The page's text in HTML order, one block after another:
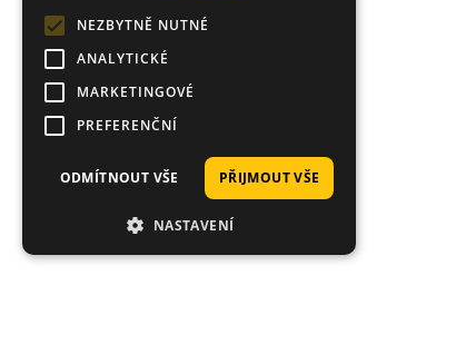
NEZBYTNĚ NUTNÉ
ANALYTICKÉ
MARKETINGOVÉ
PREFERENČNÍ
PŘIJMOUT VŠE
ODMÍTNOUT VŠE
NASTAVENÍ